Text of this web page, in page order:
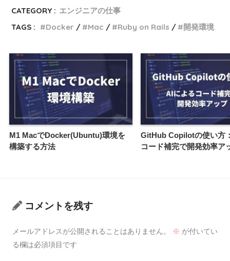
CATEGORY : エンジニアの仕事
TAGS :
Docker Mac Ruby on Rails 開発環境
M1 MacでDocker(Ubuntu)環境を
構築する方法
GitHub Copilotの使い方
コード補完で開発効率ア
コメントを残す
メールアドレスが公開されることはありません。 ※ が付いてい
る欄は必須項目です